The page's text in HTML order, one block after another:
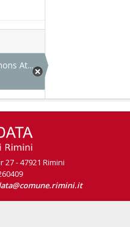
At...
27 - 47921 Rimini